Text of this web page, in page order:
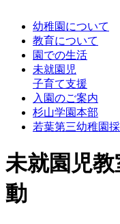
幼稚園について
教育について
園での生活
未就園児
子育て支援
入園のご案内
杉山学園本部
若葉第三幼稚園
未就園児
動